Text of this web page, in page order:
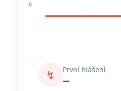
0
↯
První hlášení
—